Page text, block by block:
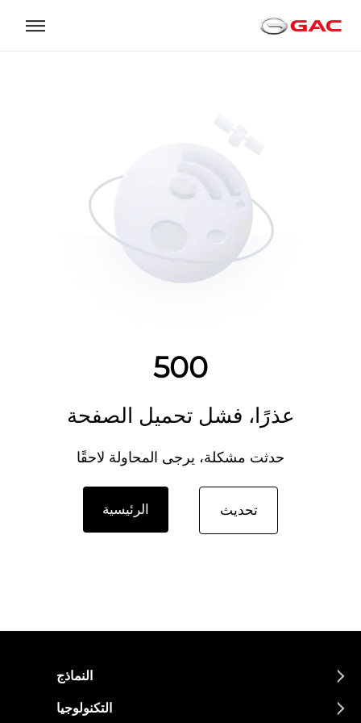
500
عذرًا، فشل تحميل الصفحة
حدثت مشكلة، يرجى المحاولة لاحقًا
تحديث الرئيسية
النماذج
التكنولوجيا